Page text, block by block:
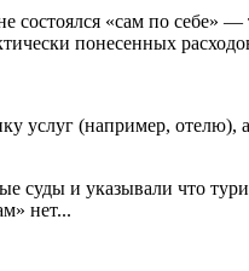
состоялся «сам по себе»
понесенных
(например, отелю),
суды и указывали что
нет...